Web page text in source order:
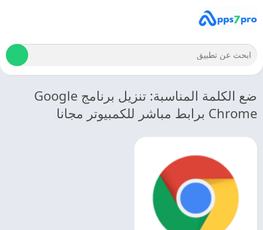
ضع الكلمة المناسبة: تنزيل برنامج Google
Chrome برابط مباشر للكمبيوتر مجانا